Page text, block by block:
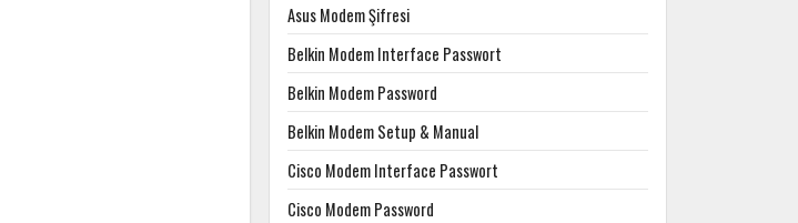
Asus Modem Şifresi
Belkin Modem Interface Passwort
Belkin Modem Password
Belkin Modem Setup & Manual
Cisco Modem Interface Passwort
Cisco Modem Password